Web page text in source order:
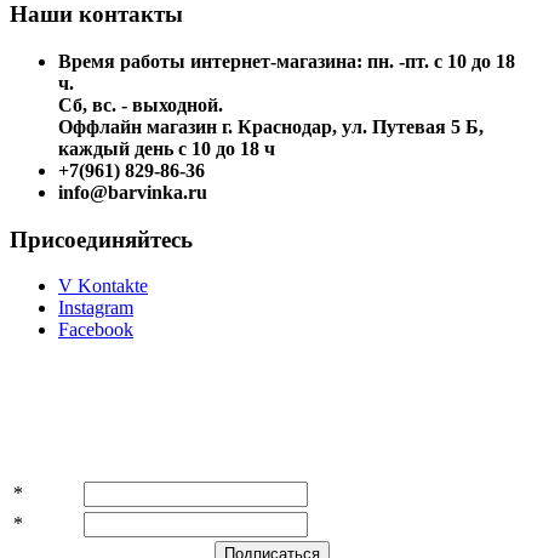
Наши контакты
Время работы интернет-магазина: пн. -пт. с 10 до 18
ч.
Сб, вс. - выходной.
Оффлайн магазин г. Краснодар, ул. Путевая 5 Б,
каждый день с 10 до 18 ч
+7(961) 829-86-36
info@barvinka.ru
Присоединяйтесь
V Kontakte
Instagram
Facebook
*
*